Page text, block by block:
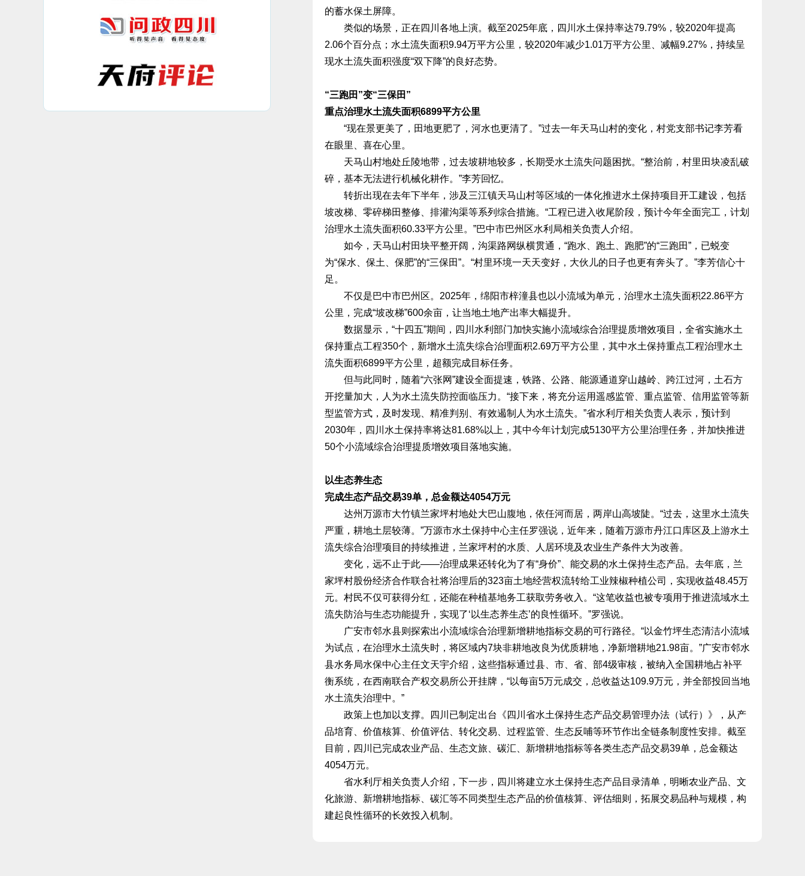
的蓄水保土屏障。
类似的场景，正在四川各地上演。截至2025年底，四川水土保持率达79.79%，较2020年提高
2.06个百分点；水土流失面积9.94万平方公里，较2020年减少1.01万平方公里、减幅9.27%，持续呈
现水土流失面积强度“双下降”的良好态势。
“三跑田”变“三保田”
重点治理水土流失面积6899平方公里
“现在景更美了，田地更肥了，河水也更清了。”过去一年天马山村的变化，村党支部书记李芳看
在眼里、喜在心里。
天马山村地处丘陵地带，过去坡耕地较多，长期受水土流失问题困扰。“整治前，村里田块凌乱破
碎，基本无法进行机械化耕作。”李芳回忆。
转折出现在去年下半年，涉及三江镇天马山村等区域的一体化推进水土保持项目开工建设，包括
坡改梯、零碎梯田整修、排灌沟渠等系列综合措施。“工程已进入收尾阶段，预计今年全面完工，计划
治理水土流失面积60.33平方公里。”巴中市巴州区水利局相关负责人介绍。
如今，天马山村田块平整开阔，沟渠路网纵横贯通，“跑水、跑土、跑肥”的“三跑田”，已蜕变
为“保水、保土、保肥”的“三保田”。“村里环境一天天变好，大伙儿的日子也更有奔头了。”李芳信心十
足。
不仅是巴中市巴州区。2025年，绵阳市梓潼县也以小流域为单元，治理水土流失面积22.86平方
公里，完成“坡改梯”600余亩，让当地土地产出率大幅提升。
数据显示，“十四五”期间，四川水利部门加快实施小流域综合治理提质增效项目，全省实施水土
保持重点工程350个，新增水土流失综合治理面积2.69万平方公里，其中水土保持重点工程治理水土
流失面积6899平方公里，超额完成目标任务。
但与此同时，随着“六张网”建设全面提速，铁路、公路、能源通道穿山越岭、跨江过河，土石方
开挖量加大，人为水土流失防控面临压力。“接下来，将充分运用遥感监管、重点监管、信用监管等新
型监管方式，及时发现、精准判别、有效遏制人为水土流失。”省水利厅相关负责人表示，预计到
2030年，四川水土保持率将达81.68%以上，其中今年计划完成5130平方公里治理任务，并加快推进
50个小流域综合治理提质增效项目落地实施。
以生态养生态
完成生态产品交易39单，总金额达4054万元
达州万源市大竹镇兰家坪村地处大巴山腹地，依任河而居，两岸山高坡陡。“过去，这里水土流失
严重，耕地土层较薄。”万源市水土保持中心主任罗强说，近年来，随着万源市丹江口库区及上游水土
流失综合治理项目的持续推进，兰家坪村的水质、人居环境及农业生产条件大为改善。
变化，远不止于此——治理成果还转化为了有“身价”、能交易的水土保持生态产品。去年底，兰
家坪村股份经济合作联合社将治理后的323亩土地经营权流转给工业辣椒种植公司，实现收益48.45万
元。村民不仅可获得分红，还能在种植基地务工获取劳务收入。“这笔收益也被专项用于推进流域水土
流失防治与生态功能提升，实现了‘以生态养生态’的良性循环。”罗强说。
广安市邻水县则探索出小流域综合治理新增耕地指标交易的可行路径。“以金竹坪生态清洁小流域
为试点，在治理水土流失时，将区域内7块非耕地改良为优质耕地，净新增耕地21.98亩。”广安市邻水
县水务局水保中心主任文天宇介绍，这些指标通过县、市、省、部4级审核，被纳入全国耕地占补平
衡系统，在西南联合产权交易所公开挂牌，“以每亩5万元成交，总收益达109.9万元，并全部投回当地
水土流失治理中。”
政策上也加以支撑。四川已制定出台《四川省水土保持生态产品交易管理办法（试行）》，从产
品培育、价值核算、价值评估、转化交易、过程监管、生态反哺等环节作出全链条制度性安排。截至
目前，四川已完成农业产品、生态文旅、碳汇、新增耕地指标等各类生态产品交易39单，总金额达
4054万元。
省水利厅相关负责人介绍，下一步，四川将建立水土保持生态产品目录清单，明晰农业产品、文
化旅游、新增耕地指标、碳汇等不同类型生态产品的价值核算、评估细则，拓展交易品种与规模，构
建起良性循环的长效投入机制。